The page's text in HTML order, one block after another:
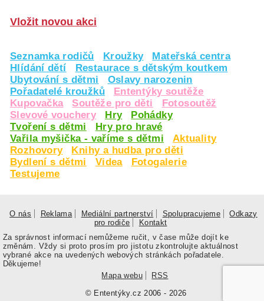
Vložit novou akci
Seznamka rodičů Kroužky
Mateřská centra
Hlídání dětí
Restaurace s dětským koutkem
Ubytování s dětmi
Oslavy narozenin
Pořadatelé kroužků
Ententýky soutěže
Kupovačka
Soutěže pro děti
Fotosoutěž
Slevové vouchery
Hry
Pohádky
Tvoření s dětmi
Hry pro hravé
Vařila myšička - vaříme s dětmi
Aktuality
Rozhovory
Knihy a hudba pro děti
Bydlení s dětmi
Videa
Fotogalerie
Testujeme
O nás Reklama Mediální partnerství Spolupracujeme
Odkazy
pro rodiče
Kontakt
© Ententýky.cz 2006 - 2026
Za správnost informací nemůžeme ručit, v čase může dojít ke
změnám. Vždy si proto prosím pro jistotu zkontrolujte aktuálnost
vybrané akce na uvedených webových stránkách pořadatele.
Děkujeme!
Mapa webu
RSS